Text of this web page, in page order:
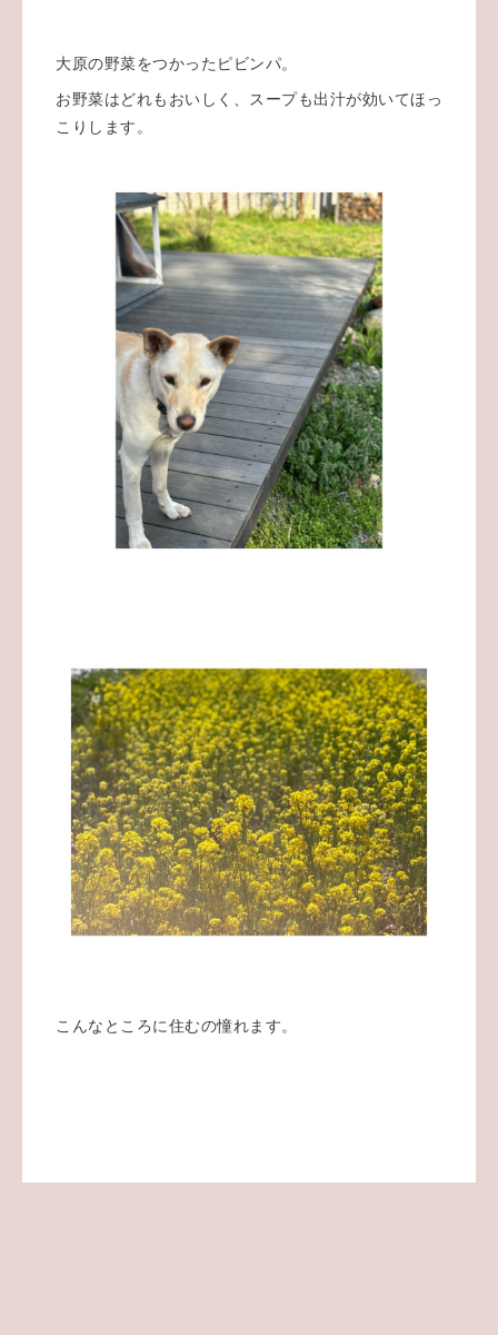
大原の野菜をつかったピビンパ。
お野菜はどれもおいしく、スープも出汁が効いてほっ
こりします。
こんなところに住むの憧れます。